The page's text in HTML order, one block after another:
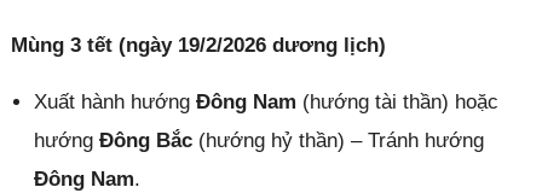
Mùng 3 tết (ngày 19/2/2026 dương lịch)
Xuất hành hướng Đông Nam (hướng tài thần) hoặc
hướng Đông Bắc(hướng hỷ thần) – Tránh hướng
Đông Nam.